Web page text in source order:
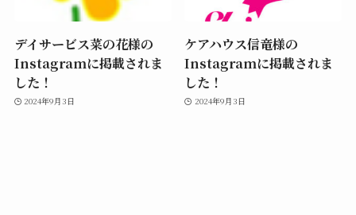
デイサービス菜の花様の
Instagramに掲載されま
した！
2024年9月3日
ケアハウス信竜様の
Instagramに掲載されま
した！
2024年9月3日